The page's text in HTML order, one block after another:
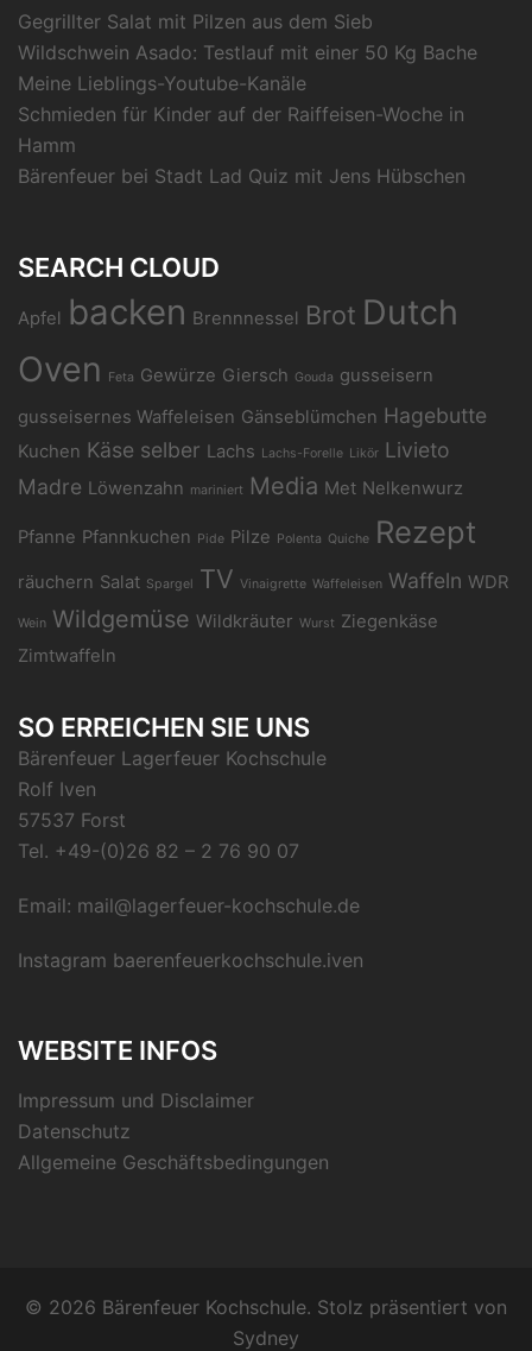
Gegrillter Salat mit Pilzen aus dem Sieb
Wildschwein Asado: Testlauf mit einer 50 Kg Bache
Meine Lieblings-Youtube-Kanäle
Schmieden für Kinder auf der Raiffeisen-Woche in
Hamm
Bärenfeuer bei Stadt Lad Quiz mit Jens Hübschen
SEARCH CLOUD
Apfel backen Brennnessel Brot Dutch
Oven
Feta Gewürze Giersch Gouda gusseisern
gusseisernes Waffeleisen Gänseblümchen Hagebutte
Kuchen Käse selber Lachs Lachs-Forelle Likör Livieto
Madre Löwenzahn mariniert Media Met Nelkenwurz
Pfanne Pfannkuchen Pide Pilze Polenta Quiche Rezept
räuchern Salat Spargel TV Vinaigrette Waffeleisen Waffeln WDR
Wein Wildgemüse Wildkräuter Wurst Ziegenkäse
Zimtwaffeln
SO ERREICHEN SIE UNS
Bärenfeuer Lagerfeuer Kochschule
Rolf Iven
57537 Forst
Tel. +49-(0)26 82 – 2 76 90 07
Email: mail@lagerfeuer-kochschule.de
Instagram baerenfeuerkochschule.iven
WEBSITE INFOS
Impressum und Disclaimer
Datenschutz
Allgemeine Geschäftsbedingungen
© 2026 Bärenfeuer Kochschule. Stolz präsentiert von
Sydney